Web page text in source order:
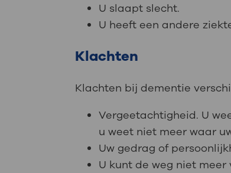
U slaapt slecht.
U heeft een andere
Klachten
Klachten bij dementie
Vergeetachtigheid. U
u weet niet meer waar
Uw gedrag of
U kunt de weg niet meer